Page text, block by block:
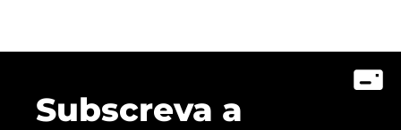
Subscreva a